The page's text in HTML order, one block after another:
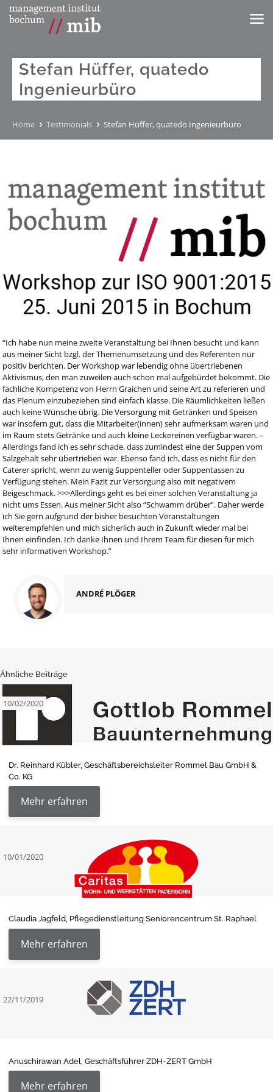
Stefan Hüffer, quatedo
Ingenieurbüro
Home Testimonials Stefan Hüffer, quatedo Ingenieurbüro
“Ich habe nun meine zweite Veranstaltung bei Ihnen besucht und kann
aus meiner Sicht bzgl. der Themenumsetzung und des Referenten nur
positiv berichten. Der Workshop war lebendig ohne übertriebenen
Aktivismus, den man zuweilen auch schon mal aufgebürdet bekommt. Die
fachliche Kompetenz von Herrn Graichen und seine Art zu referieren und
das Plenum einzubeziehen sind einfach klasse. Die Räumlichkeiten ließen
auch keine Wünsche übrig. Die Versorgung mit Getränken und Speisen
war insofern gut, dass die Mitarbeiter(innen) sehr aufmerksam waren und
im Raum stets Getränke und auch kleine Leckereinen verfügbar waren. –
Allerdings fand ich es sehr schade, dass zumindest eine der Suppen vom
Salzgehalt sehr übertrieben war. Ebenso fand ich, dass es nicht für den
Caterer spricht, wenn zu wenig Suppenteller oder Suppentassen zu
Verfügung stehen. Mein Fazit zur Versorgung also mit negativem
Beigeschmack. >>>Allerdings geht es bei einer solchen Veranstaltung ja
nicht ums Essen. Aus meiner Sicht also “Schwamm drüber”. Daher werde
ich Sie gern aufgrund der bisher besuchten Veranstaltungen
weiterempfehlen und mich sicherlich auch in Zukunft wieder mal bei
Ihnen einfinden. Ich danke Ihnen und Ihrem Team für diesen für mich
sehr informativen Workshop.”
ANDRÉ PLÖGER
Ähnliche Beiträge
10/02/2020
Dr. Reinhard Kübler, Geschäftsbereichsleiter Rommel Bau GmbH &
Co. KG
Mehr erfahren
10/01/2020
Claudia Jagfeld, Pflegedienstleitung Seniorencentrum St. Raphael
Mehr erfahren
22/11/2019
Anuschirawan Adel, Geschäftsführer ZDH-ZERT GmbH
Mehr erfahren